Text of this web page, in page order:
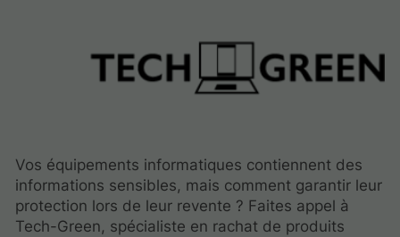
Vos équipements informatiques contiennent des
informations sensibles, mais comment garantir leur
protection lors de leur revente ? Faites appel à
Tech-Green, spécialiste en rachat de produits